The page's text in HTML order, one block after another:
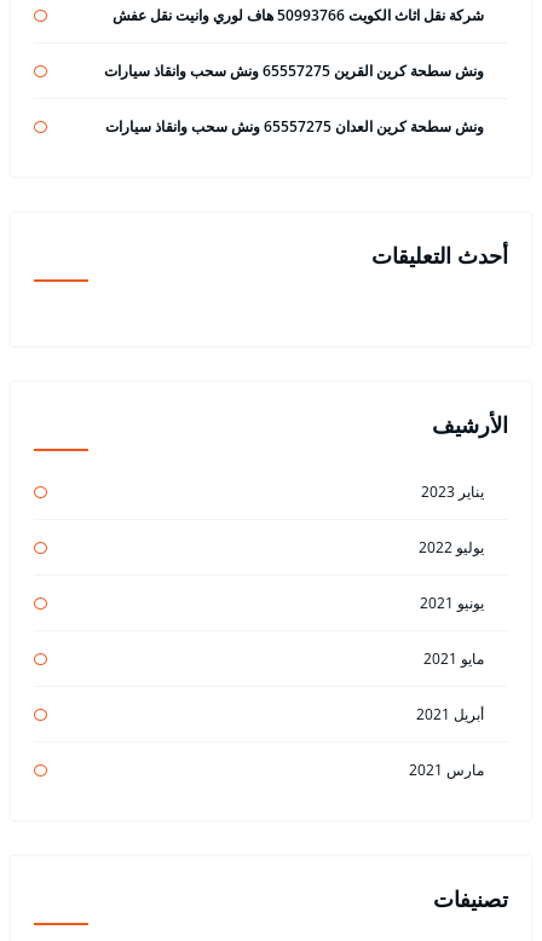
شركة نقل اثاث الكويت 50993766 هاف لوري وانيت نقل عفش
ونش سطحة كرين القرين 65557275 ونش سحب وانقاذ سيارات
ونش سطحة كرين العدان 65557275 ونش سحب وانقاذ سيارات
أحدث التعليقات
الأرشيف
يناير 2023
يوليو 2022
يونيو 2021
مايو 2021
أبريل 2021
مارس 2021
تصنيفات